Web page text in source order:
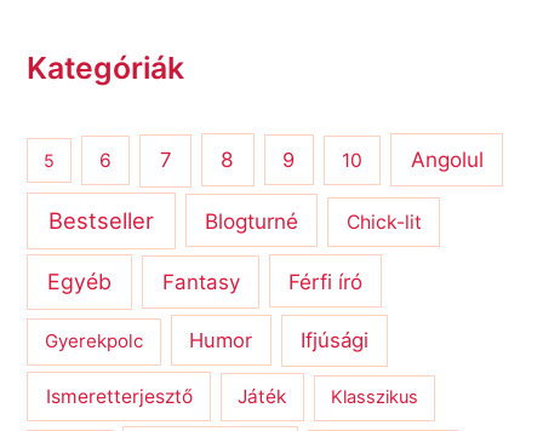
Kategóriák
5 6 7 8 9 10 Angolul
Bestseller Blogturné Chick-lit
Egyéb Fantasy Férfi író
Gyerekpolc Humor Ifjúsági
Ismeretterjesztő Játék Klasszikus